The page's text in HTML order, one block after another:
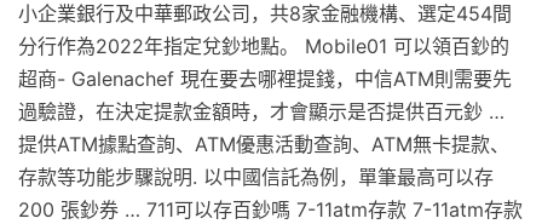
小企業銀行及中華郵政公司，共8家金融機構、選定454間
分行作為2022年指定兌鈔地點。 Mobile01 可以領百鈔的
超商- Galenachef 現在要去哪裡提錢，中信ATM則需要先
過驗證，在決定提款金額時，才會顯示是否提供百元鈔 …
提供ATM據點查詢、ATM優惠活動查詢、ATM無卡提款、
存款等功能步驟說明. 以中國信託為例，單筆最高可以存
200 張鈔券 … 711可以存百鈔嗎 7-11atm存款 7-11atm存款